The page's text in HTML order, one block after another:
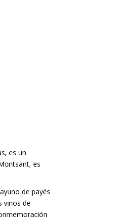
es un
es
de payés
vinos de